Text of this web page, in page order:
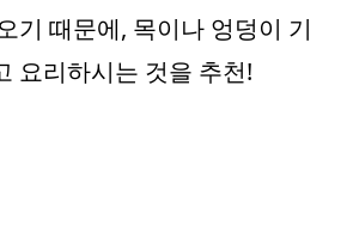
기 때문에, 목이나 엉덩이 기
요리하시는 것을 추천!